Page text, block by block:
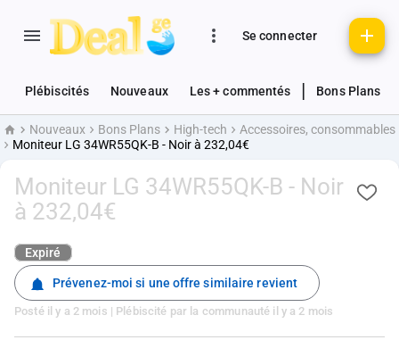
Se connecter
Plébiscités Nouveaux Les + commentés Bons Plans
AccueilNouveaux Bons Plans High-tech
Accessoires, consommables
Moniteur LG 34WR55QK-B - Noir à 232,04€
Moniteur LG 34WR55QK-B - Noir
à 232,04€
Expiré
Prévenez-moi si une offre similaire revient
Posté il y a 2 mois | Plébiscité par la communauté il y a 2 mois